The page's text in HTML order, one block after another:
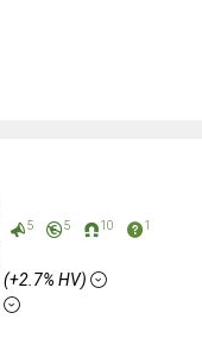
5 5 10 1
(+2.7% HV)